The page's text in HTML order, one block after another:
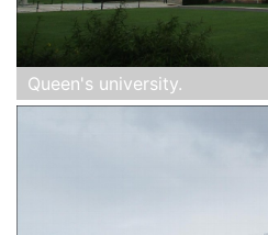
Queen's university.